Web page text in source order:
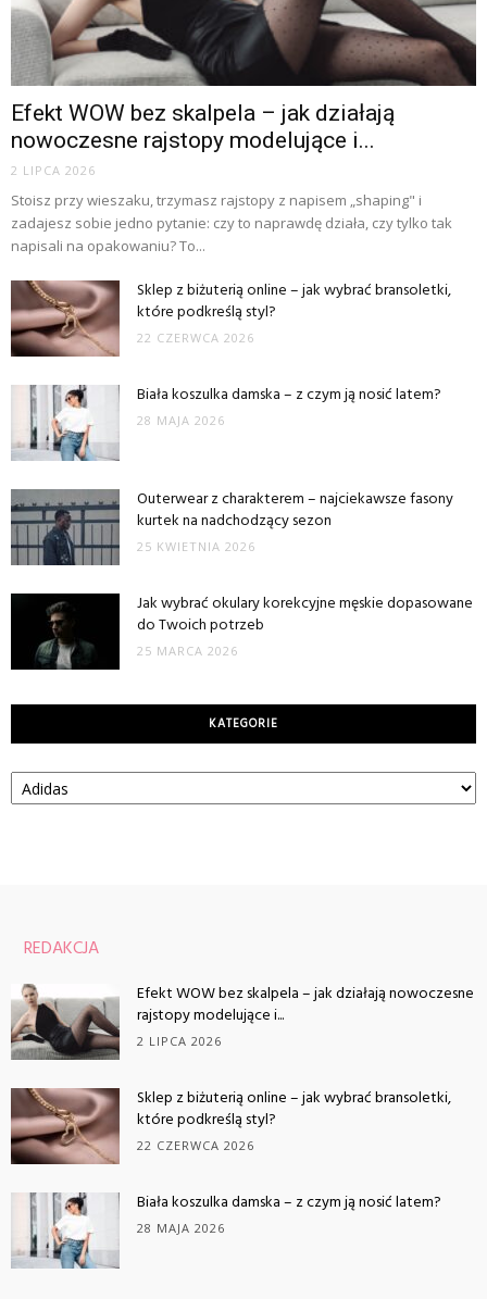
Efekt WOW bez skalpela – jak działają
nowoczesne rajstopy modelujące i...
2 LIPCA 2026
Stoisz przy wieszaku, trzymasz rajstopy z napisem „shaping" i
zadajesz sobie jedno pytanie: czy to naprawdę działa, czy tylko tak
napisali na opakowaniu? To...
Sklep z biżuterią online – jak wybrać bransoletki,
które podkreślą styl?
22 CZERWCA 2026
Biała koszulka damska – z czym ją nosić latem?
28 MAJA 2026
Outerwear z charakterem – najciekawsze fasony
kurtek na nadchodzący sezon
25 KWIETNIA 2026
Jak wybrać okulary korekcyjne męskie dopasowane
do Twoich potrzeb
25 MARCA 2026
KATEGORIE
Kategorie
REDAKCJA
Efekt WOW bez skalpela – jak działają nowoczesne
rajstopy modelujące i...
2 LIPCA 2026
Sklep z biżuterią online – jak wybrać bransoletki,
które podkreślą styl?
22 CZERWCA 2026
Biała koszulka damska – z czym ją nosić latem?
28 MAJA 2026